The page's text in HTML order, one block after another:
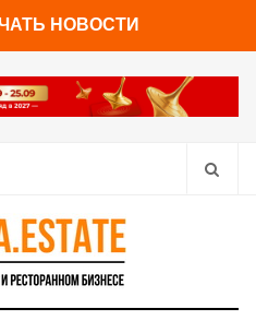
НОВОСТИ